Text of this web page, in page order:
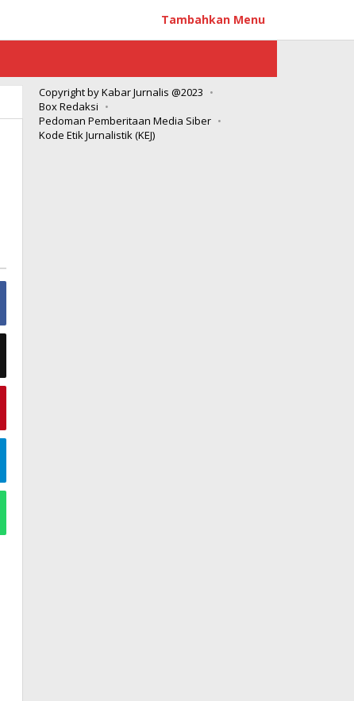
Tambahkan Menu
Copyright by Kabar Jurnalis @2023
Box Redaksi
Pedoman Pemberitaan Media Siber
Kode Etik Jurnalistik (KEJ)